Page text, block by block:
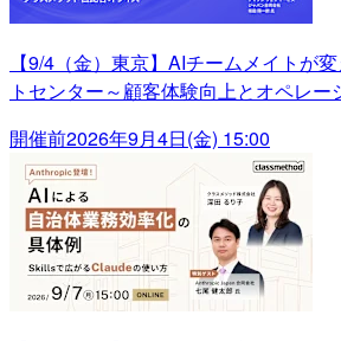
【9/4（金）東京】AIチームメイトが
トセンター～顧客体験向上とオペレー
開催前2026年9月4日(金) 15:00